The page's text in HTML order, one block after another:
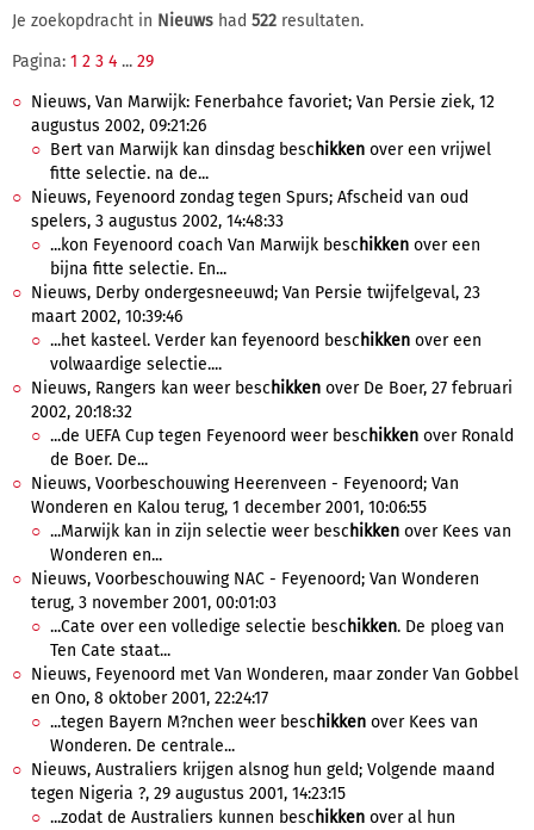
Je zoekopdracht in Nieuws had 522 resultaten.
Pagina: 1 2 3 4 ... 29
Nieuws, Van Marwijk: Fenerbahce favoriet; Van Persie ziek, 12
augustus 2002, 09:21:26
Bert van Marwijk kan dinsdag besc hikken over een vrijwel
fitte selectie. na de...
Nieuws, Feyenoord zondag tegen Spurs; Afscheid van oud
spelers, 3 augustus 2002, 14:48:33
...kon Feyenoord coach Van Marwijk besc hikken over een
bijna fitte selectie. En...
Nieuws, Derby ondergesneeuwd; Van Persie twijfelgeval, 23
maart 2002, 10:39:46
...het kasteel. Verder kan feyenoord besc hikken over een
volwaardige selectie....
Nieuws, Rangers kan weer besc hikken over De Boer, 27 februari
2002, 20:18:32
...de UEFA Cup tegen Feyenoord weer besc hikken over Ronald
de Boer. De...
Nieuws, Voorbeschouwing Heerenveen - Feyenoord; Van
Wonderen en Kalou terug, 1 december 2001, 10:06:55
...Marwijk kan in zijn selectie weer besc hikken over Kees van
Wonderen en...
Nieuws, Voorbeschouwing NAC - Feyenoord; Van Wonderen
terug, 3 november 2001, 00:01:03
...Cate over een volledige selectie besc hikken. De ploeg van
Ten Cate staat...
Nieuws, Feyenoord met Van Wonderen, maar zonder Van Gobbel
en Ono, 8 oktober 2001, 22:24:17
...tegen Bayern M?nchen weer besc hikken over Kees van
Wonderen. De centrale...
Nieuws, Australiers krijgen alsnog hun geld; Volgende maand
tegen Nigeria ?, 29 augustus 2001, 14:23:15
...zodat de Australiers kunnen besc hikken over al hun